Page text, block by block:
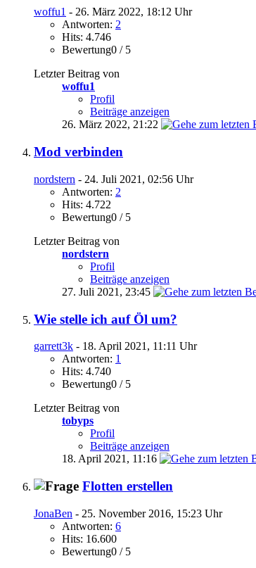
woffu1 - 26. März 2022, 18:12 Uhr
Antworten: 2
Hits: 4.746
Bewertung0 / 5
Letzter Beitrag von
woffu1
Profil
Beiträge anzeigen
26. März 2022, 21:22
Mod verbinden
nordstern - 24. Juli 2021, 02:56 Uhr
Antworten: 2
Hits: 4.722
Bewertung0 / 5
Letzter Beitrag von
nordstern
Profil
Beiträge anzeigen
27. Juli 2021, 23:45
Wie stelle ich auf Öl um?
garrett3k - 18. April 2021, 11:11 Uhr
Antworten: 1
Hits: 4.740
Bewertung0 / 5
Letzter Beitrag von
tobyps
Profil
Beiträge anzeigen
18. April 2021, 11:16
Flotten erstellen
JonaBen - 25. November 2016, 15:23 Uhr
Antworten: 6
Hits: 16.600
Bewertung0 / 5